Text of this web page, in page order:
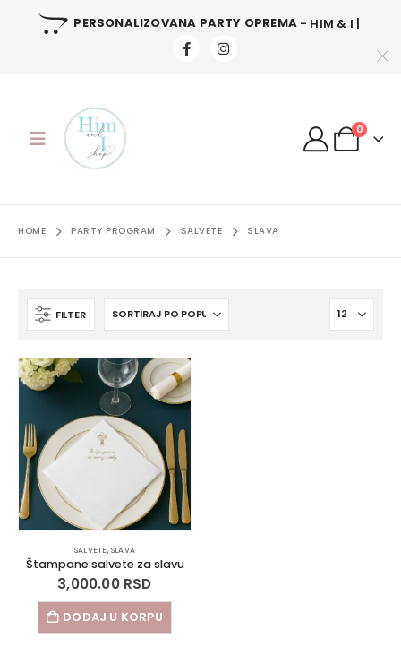
PERSONALIZOVANA PARTY OPREMA - HIM & I |
0
HOME PARTY PROGRAM SALVETE SLAVA
FILTER
SALVETE,SLAVA
Štampane salvete za slavu
3,000.00 RSD
DODAJ U KORPU